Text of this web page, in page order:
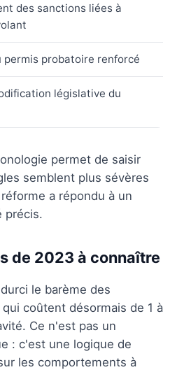
des sanctions liées à
permis probatoire renforcé
législative du
permet de saisir
semblent plus sévères
a répondu à un
précis.
de 2023 à connaître
le barème des
qui coûtent désormais de 1 à
Ce n'est pas un
: c'est une logique de
les comportements à